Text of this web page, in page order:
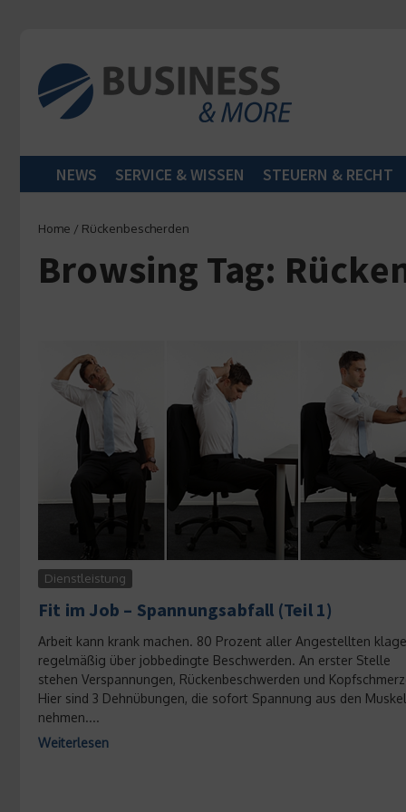
NEWS SERVICE & WISSEN STEUERN & RECHT
Home / Rückenbescherden
Browsing Tag:
Dienstleistung
Fit im Job – Spannungsabfall (Teil 1)
Arbeit kann krank machen. 80 Prozent aller Angestellten
regelmäßig über jobbedingte Beschwerden. An erster Stelle
stehen Verspannungen, Rückenbeschwerden und
Hier sind 3 Dehnübungen, die sofort Spannung aus den
nehmen....
Weiterlesen